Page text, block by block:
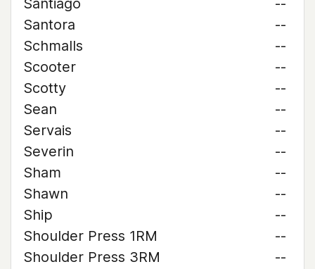
Santiago
--
Santora
--
Schmalls
--
Scooter
--
Scotty
--
Sean
--
Servais
--
Severin
--
Sham
--
Shawn
--
Ship
--
Shoulder Press 1RM
--
Shoulder Press 3RM
--